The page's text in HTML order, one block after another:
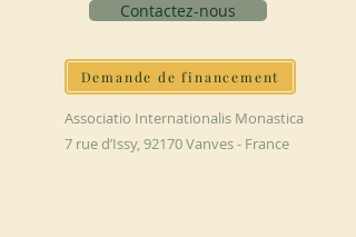
Contactez-nous
Demande de financement
Associatio Internationalis Monastica
7 rue d’Issy, 92170 Vanves - France